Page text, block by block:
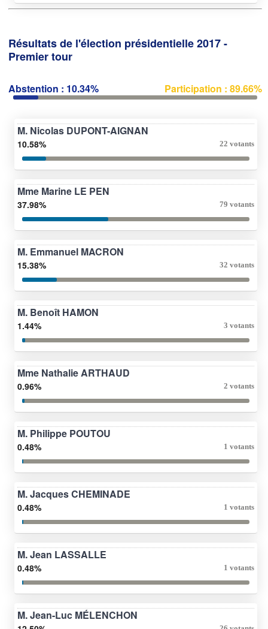
Résultats de l'élection présidentielle 2017 -
Premier tour
Abstention : 10.34% Participation : 89.66%
M. Nicolas DUPONT-AIGNAN
10.58% 22 votants
Mme Marine LE PEN
37.98% 79 votants
M. Emmanuel MACRON
15.38% 32 votants
M. Benoît HAMON
1.44% 3 votants
Mme Nathalie ARTHAUD
0.96% 2 votants
M. Philippe POUTOU
0.48% 1 votants
M. Jacques CHEMINADE
0.48% 1 votants
M. Jean LASSALLE
0.48% 1 votants
M. Jean-Luc MÉLENCHON